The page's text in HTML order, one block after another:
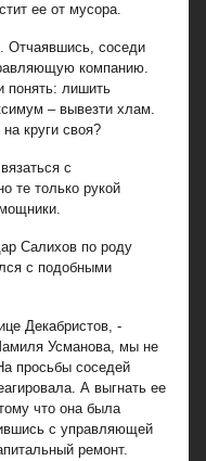
ее от мусора.
Отчаявшись, соседи
компанию.
понять: лишить
– вывезти хлам.
круги своя?
с
те только рукой
Салихов по роду
с подобными
Декабристов, -
Усманова, мы не
просьбы соседей
А выгнать ее
что она была
с управляющей
ремонт.